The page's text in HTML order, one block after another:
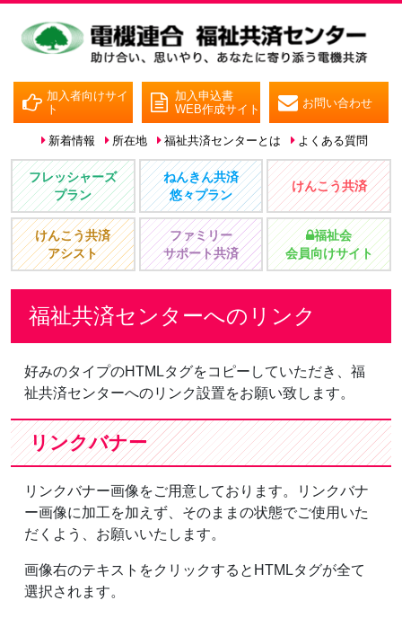
加入者向けサイ
ト
加入申込書
WEB作成サイト
お問い合わせ
新着情報 所在地 福祉共済センターとは よくある質問
フレッシャーズ
プラン
ねんきん共済
悠々プラン
けんこう共済
けんこう共済
アシスト
ファミリー
サポート共済
福祉会
会員向けサイト
福祉共済センターへのリンク
好みのタイプのHTMLタグをコピーしていただき、福
祉共済センターへのリンク設置をお願い致します。
リンクバナー
リンクバナー画像をご用意しております。リンクバナ
ー画像に加工を加えず、そのままの状態でご使用いた
だくよう、お願いいたします。
画像右のテキストをクリックするとHTMLタグが全て
選択されます。